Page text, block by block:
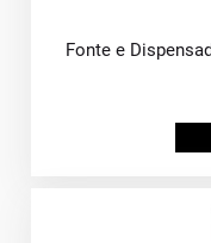
Fonte e